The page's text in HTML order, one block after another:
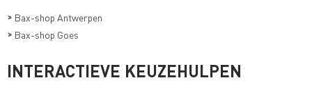
> Bax-shop Antwerpen
> Bax-shop Goes
INTERACTIEVE KEUZEHULPEN